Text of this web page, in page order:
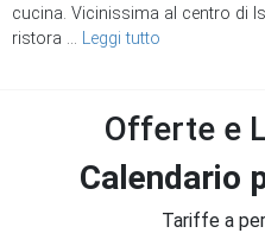
cucina. Vicinissima al centro di
ristora ... Leggi tutto
Offerte e
Calendario
Tariffe a